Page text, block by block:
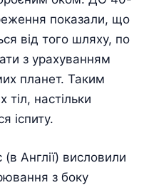
показали, що
від того шляху, по
з урахуванням
планет. Таким
тіл, настільки
іспиту.
Англії) висловили
з боку